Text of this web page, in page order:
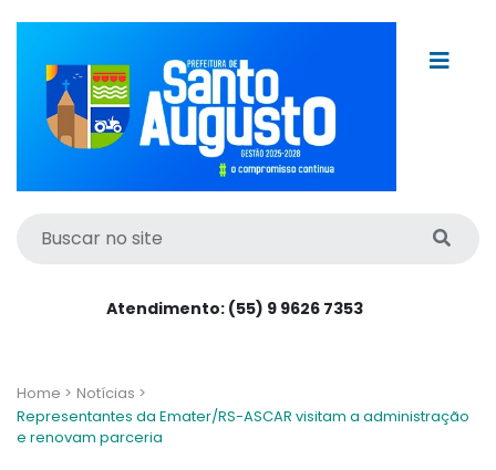
Atendimento: (55) 9 9626 7353
Home > Notícias >
Representantes da Emater/RS-ASCAR visitam a administração
e renovam parceria